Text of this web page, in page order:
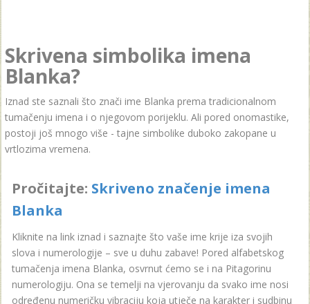
Skrivena simbolika imena
Blanka?
Iznad ste saznali što znači ime Blanka prema tradicionalnom
tumačenju imena i o njegovom porijeklu. Ali pored onomastike,
postoji još mnogo više - tajne simbolike duboko zakopane u
vrtlozima vremena.
Pročitajte: Skriveno značenje imena
Blanka
Kliknite na link iznad i saznajte što vaše ime krije iza svojih
slova i numerologije – sve u duhu zabave! Pored alfabetskog
tumačenja imena Blanka, osvrnut ćemo se i na Pitagorinu
numerologiju. Ona se temelji na vjerovanju da svako ime nosi
određenu numeričku vibraciju koja utječe na karakter i sudbinu